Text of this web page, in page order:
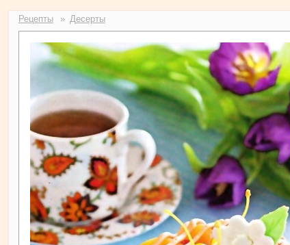
Рецепты Десерты